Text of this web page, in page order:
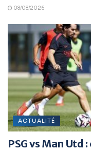
08/08/2026
ACTUALITÉ
PSG vs Man